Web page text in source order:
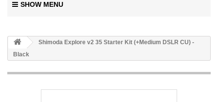
SHOW MENU
Shimoda Explore v2 35 Starter Kit (+Medium DSLR CU) -
Black